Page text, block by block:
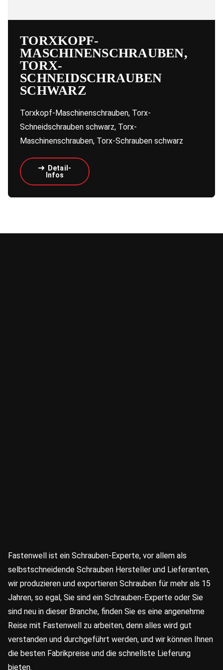
TORXKOPF-
MASCHINENSCHRAUBEN,
TORX-
SCHNEIDSCHRAUBEN
SCHWARZ
Torxkopf-Maschinenschrauben, Torx-
Schneidschrauben schwarz, Torx-
Maschinenschrauben, Torx-Schrauben schwarz
Detail-
Infos
Fastenwell ist ein Schrauben-Experte, vor allem als
selbstschneidende Schrauben Hersteller und Lieferanten,
wir produzieren und exportieren Schrauben für mehr als 15
Jahren, so egal, Sie sind ein Schrauben-Experte oder Sie
sind neu in dieser Branche, finden Sie es eine angenehme
Reise mit Fastenwell zu arbeiten, denn alles wird gut
verstanden und durchgeführt werden, und wir können Ihnen
die besten Fabrikpreise und die schnellste Lieferung
bieten.